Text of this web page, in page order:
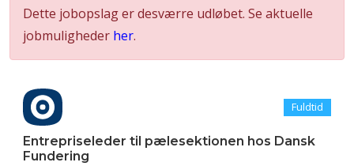
Dette jobopslag er desværre udløbet. Se aktuelle
jobmuligheder her.
Fuldtid
Entrepriseleder til pælesektionen hos Dansk
Fundering